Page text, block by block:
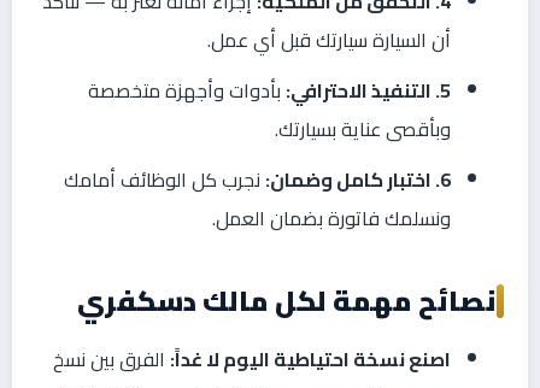
أن السيارة سيارتك قبل أي عمل.
5. التنفيذ الاحترافي:
بأدوات وأجهزة متخصصة
وبأقصى عناية بسيارتك.
6. اختبار كامل وضمان:
نجرب كل الوظائف أمامك
ونسلمك فاتورة بضمان العمل.
نصائح مهمة لكل مالك دسكفري
اصنع نسخة احتياطية اليوم لا غداً: الفرق بين نسخ